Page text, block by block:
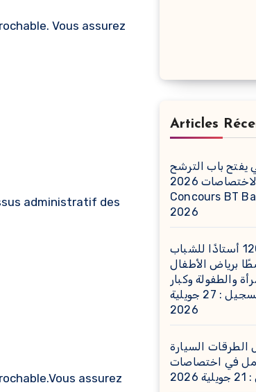
Vous assurez
administratif des
assurez
Articles
يفتح باب الترشح
لانتداب عديد الاختصاصات 2026 /
Concours BT
2026
مناظرة انتداب 120 أستاذًا للشباب
و 50 منشطًا برياض الأطفال
والطفولة وكبار
السن آخر أجل للتسجيل : 27 جويلية
2026
السيارة
200 عامل في اختصاصات